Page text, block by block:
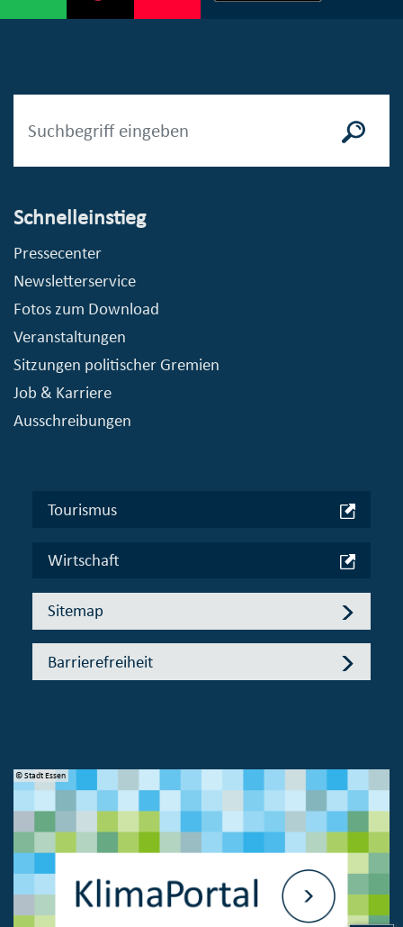
Schnelleinstieg
Pressecenter
Newsletterservice
Fotos zum Download
Veranstaltungen
Sitzungen politischer Gremien
Job & Karriere
Ausschreibungen
Tourismus
Wirtschaft
Sitemap
Barrierefreiheit
© Stadt Essen